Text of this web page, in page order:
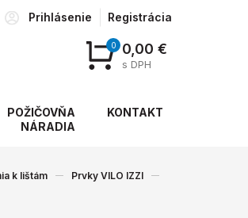
Prihlásenie Registrácia
0 0,00 €
s DPH
POŽIČOVŇA
NÁRADIA
KONTAKT
k lištám
Prvky VILO IZZI